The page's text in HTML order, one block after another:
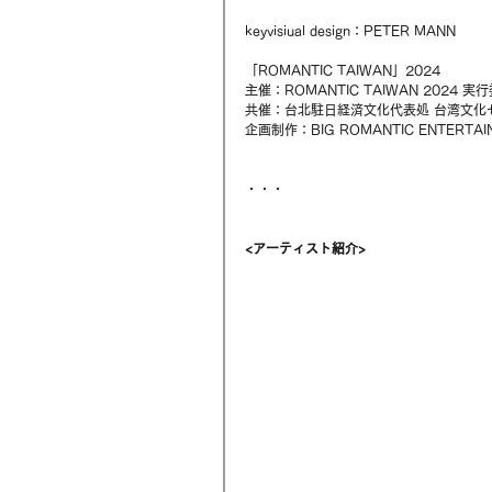
keyvisiual design：PETER MANN
「ROMANTIC TAIWAN」2024
主催：ROMANTIC TAIWAN 2024 実行
共催：台北駐日経済文化代表処 台湾文化
企画制作：BIG ROMANTIC
・・・
<アーティスト紹介>